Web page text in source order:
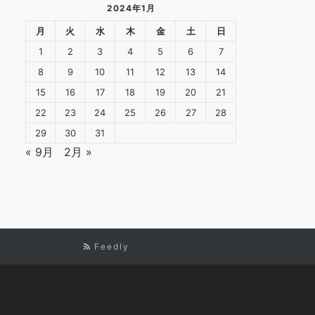
2024年1月
月 火 水 木 金 土
日
1
2 3 4 5 6
7
8
9 10 11 12 13
14
15
16 17 18 19 20
21
22
23 24 25 26 27
28
29
30 31
« 9月 2月 »
Feedly